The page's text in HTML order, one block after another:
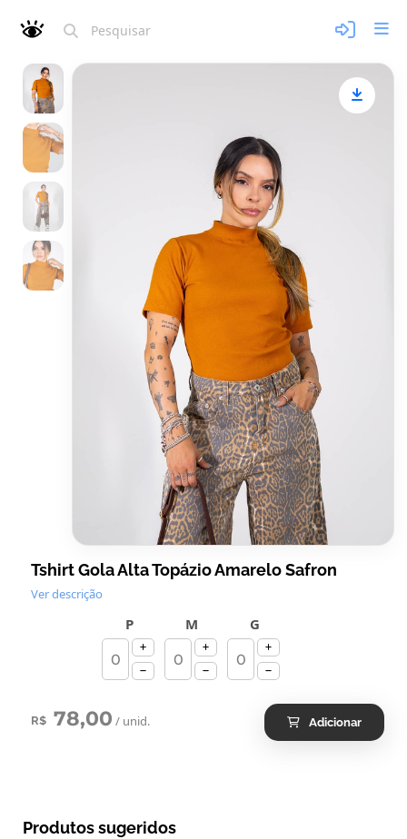
Tshirt Gola Alta Topázio Amarelo Safron
Ver descrição
P M G
R$ 78,00 / unid. Adicionar
Produtos sugeridos